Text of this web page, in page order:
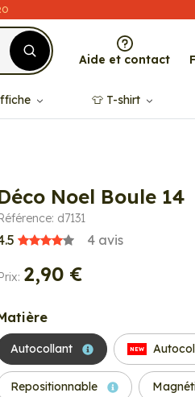
Aide et contact
👕​​ T-shirt
Noel Boule 14
d7131
4 avis
2,90 €
Autocollant NEW
Repositionnable